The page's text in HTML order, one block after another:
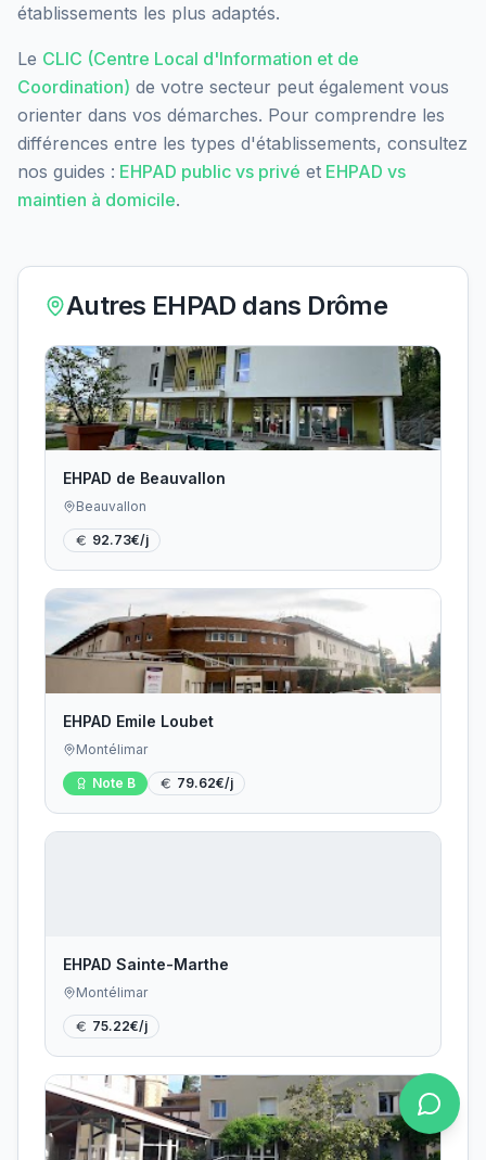
établissements les plus adaptés.
Le CLIC (Centre Local d'Information et de
Coordination) de votre secteur peut également vous
orienter dans vos démarches. Pour comprendre les
différences entre les types d'établissements, consultez
nos guides : EHPAD public vs privé et EHPAD vs
maintien à domicile.
Autres EHPAD dans Drôme
EHPAD de Beauvallon
Beauvallon
92.73€/j
EHPAD Emile Loubet
Montélimar
Note B 79.62€/j
EHPAD Sainte-Marthe
Montélimar
75.22€/j